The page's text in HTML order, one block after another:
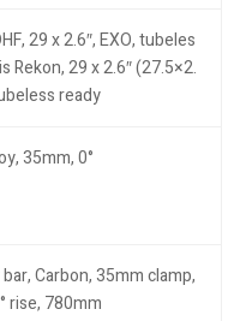
29 x 2.6″, EXO, tubeles
Rekon, 29 x 2.6″ (27.5×2.
ready
35mm, 0°
Carbon, 35mm clamp,
rise, 780mm